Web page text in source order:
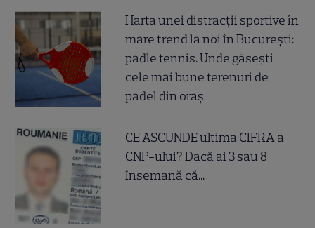
Harta unei distracții sportive în
mare trend la noi în București:
padle tennis. Unde găsești
cele mai bune terenuri de
padel din oraș
CE ASCUNDE ultima CIFRA a
CNP-ului? Dacă ai 3 sau 8
însemană că...